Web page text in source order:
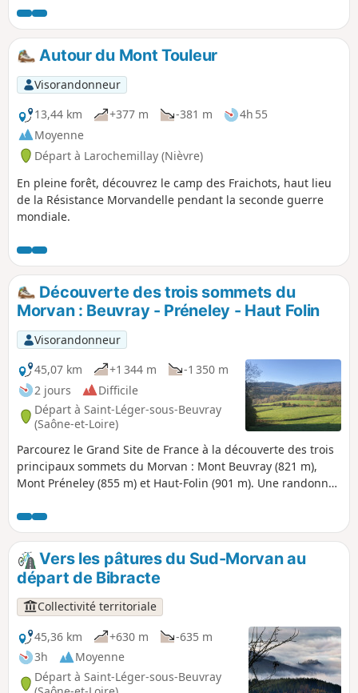
ainsi que la traversée de la rivière La Roche.
Autour du Mont Touleur
Visorandonneur
13,44 km
+377 m -381 m
4h 55
Moyenne
Départ à Larochemillay (Nièvre)
En pleine forêt, découvrez le camp des Fraichots, haut lieu
de la Résistance Morvandelle pendant la seconde guerre
mondiale.
Découverte des trois sommets du
Morvan : Beuvray - Préneley - Haut Folin
Visorandonneur
45,07 km
+1 344 m
-1 350 m
2 jours
Difficile
Départ à Saint-Léger-sous-Beuvray
(Saône-et-Loire)
Parcourez le Grand Site de France à la découverte des trois
principaux sommets du Morvan : Mont Beuvray (821 m),
Mont Préneley (855 m) et Haut-Folin (901 m). Une randonnée
de la nature. Offrez-vous une déconnexion totale à votre
rythme, crapahutez, respirez, écoutez : ici, c'est le Morvan
des sommets !
Vers les pâtures du Sud-Morvan au
départ de Bibracte
Collectivité territoriale
45,36 km
+630 m
-635 m
3h
Moyenne
Départ à Saint-Léger-sous-Beuvray